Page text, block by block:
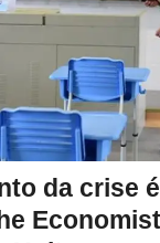
da crise
Economist